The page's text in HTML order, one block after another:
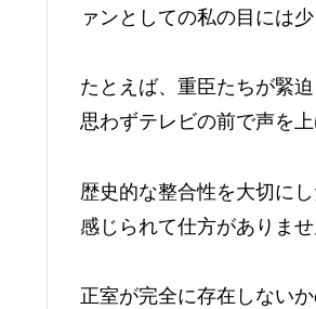
ァンとしての私の目には
たとえば、重臣たちが緊
思わずテレビの前で声を
歴史的な整合性を大切に
感じられて仕方がありま
正室が完全に存在しない